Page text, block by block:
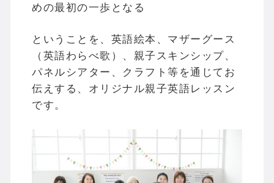
めの最初の一歩となる
ということを、英語絵本、マザーグース
（英語わらべ歌）、親子スキンシップ、
パネルシアター、クラフト等を通じてお
伝えする、オリジナル親子英語レッスン
です。